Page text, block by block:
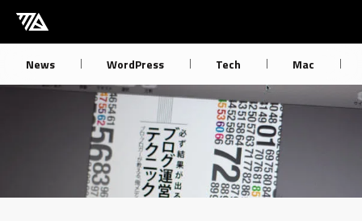
[M] mbdb [モバデビ]
News WordPress Tech Mac